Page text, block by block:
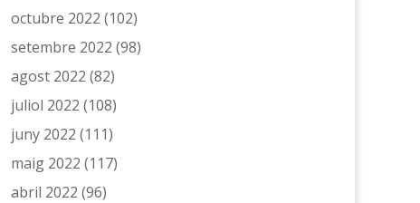
octubre 2022 (102)
setembre 2022 (98)
agost 2022 (82)
juliol 2022 (108)
juny 2022 (111)
maig 2022 (117)
abril 2022 (96)